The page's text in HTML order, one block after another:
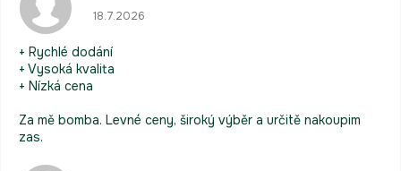
18.7.2026
+ Rychlé dodání
+ Vysoká kvalita
+ Nízká cena
Za mě bomba. Levné ceny, široký výběr a určitě nakoupim
zas.